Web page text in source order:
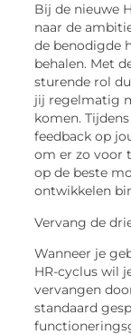
Bij de nieuwe
naar de
de benodigde
behalen. Met
sturende rol
jij regelmatig
komen.
feedback op
om er zo voor
op de beste
ontwikkelen
Vervang de
Wanneer je
HR-cyclus wil
vervangen
standaard